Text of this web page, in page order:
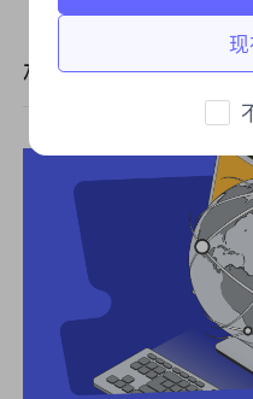
相关文章